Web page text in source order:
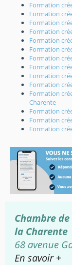
Formation
Formation
Formation
Formation
Formation
Formation
Formation
Formation
Formation
Formation
Formation
Charente
Formation
Formation
Formation
Chambre
la Charente
68 avenue
En savoir +